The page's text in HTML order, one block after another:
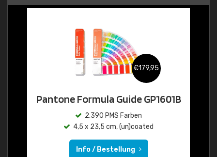
€179,95
Pantone Formula Guide GP1601B
2.390 PMS Farben
4,5 x 23,5 cm, (un)coated
Info / Bestellung